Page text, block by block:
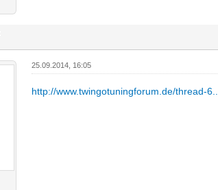
25.09.2014, 16:05
http://www.twingotuningforum.de/thread-